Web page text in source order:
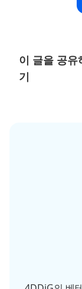
이 글을 공유
기